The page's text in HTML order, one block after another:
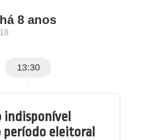
8 anos
13:30
indisponível
período eleitoral